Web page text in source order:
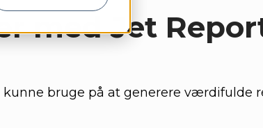
med Jet
bruge på at generere værdifulde